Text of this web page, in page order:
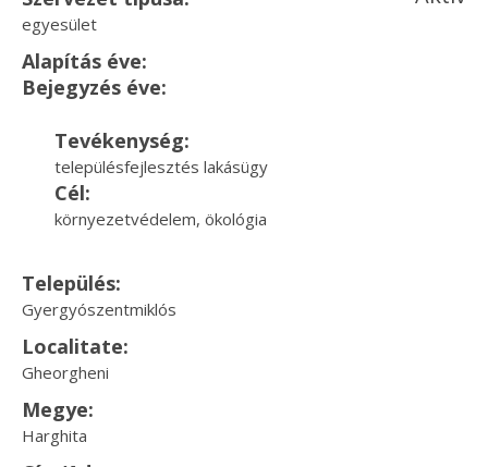
egyesület
Alapítás éve:
Bejegyzés éve:
Tevékenység:
településfejlesztés lakásügy
Cél:
környezetvédelem, ökológia
Település:
Gyergyószentmiklós
Localitate:
Gheorgheni
Megye:
Harghita